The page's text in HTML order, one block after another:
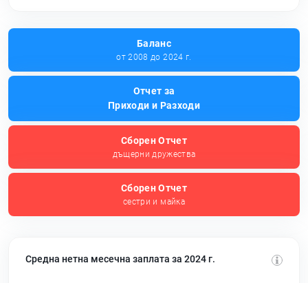
Баланс
от 2008 до 2024 г.
Отчет за
Приходи и Разходи
Сборен Отчет
дъщерни дружества
Сборен Отчет
сестри и майка
Средна нетна месечна заплата за 2024 г.